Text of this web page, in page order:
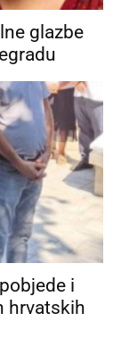
glazbe
i
hrvatskih